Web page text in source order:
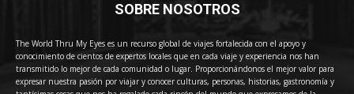
SOBRE NOSOTROS
The World Thru My Eyes es un recurso global de viajes fortalecida con el apoyo y
conocimiento de cientos de expertos locales que en cada viaje y experiencia nos han
transmitido lo mejor de cada comunidad o lugar. Proporcionándonos el mejor valor para
expresar nuestra pasión por viajar y conocer culturas, personas, historias, gastronomía y